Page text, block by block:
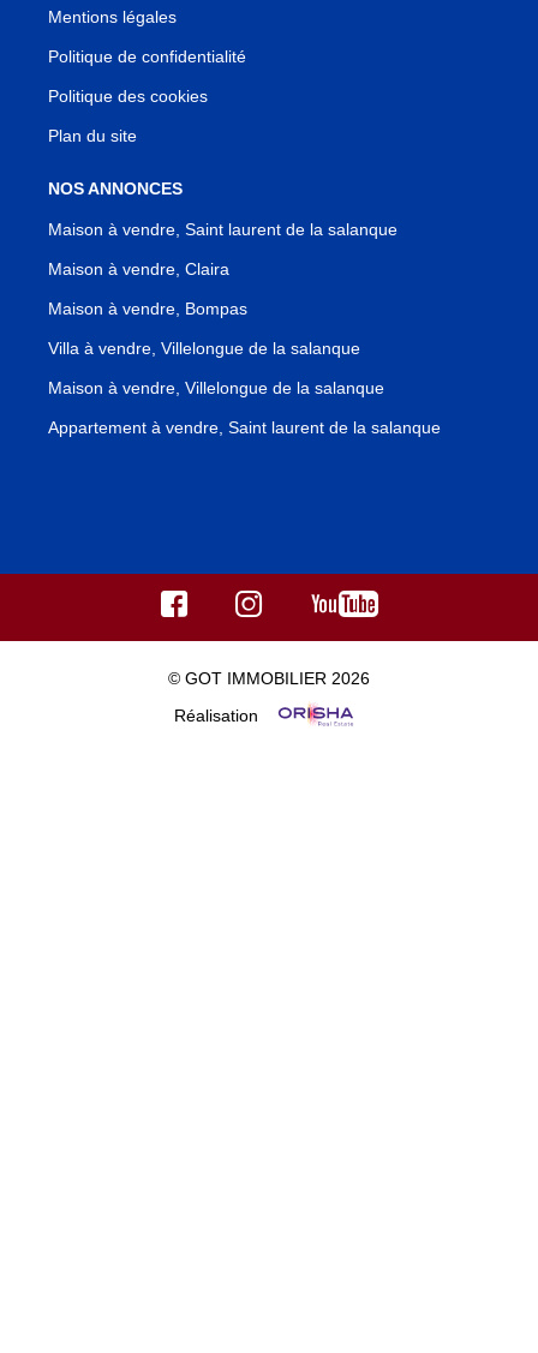
Mentions légales
Politique de confidentialité
Politique des cookies
Plan du site
NOS ANNONCES
Maison à vendre, Saint laurent de la salanque
Maison à vendre, Claira
Maison à vendre, Bompas
Villa à vendre, Villelongue de la salanque
Maison à vendre, Villelongue de la salanque
Appartement à vendre, Saint laurent de la salanque
© GOT IMMOBILIER 2026
Réalisation